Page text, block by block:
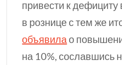
привести к дефициту
в рознице стем же
объявила о
на 10%, сославшись